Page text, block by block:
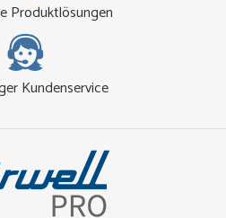
Produktlösungen
Kundenservice